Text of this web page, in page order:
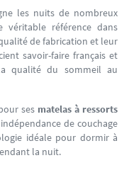
les nuits de nombreux
véritable référence dans
de fabrication et leur
savoir-faire français et
qualité du sommeil au
ses matelas à ressorts
de couchage
idéale pour dormir à
la nuit.